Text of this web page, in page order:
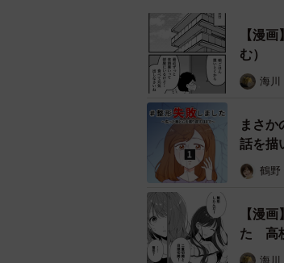
【漫
む）
海川
まさか
話を描
鶴野
【漫
た 高
海川